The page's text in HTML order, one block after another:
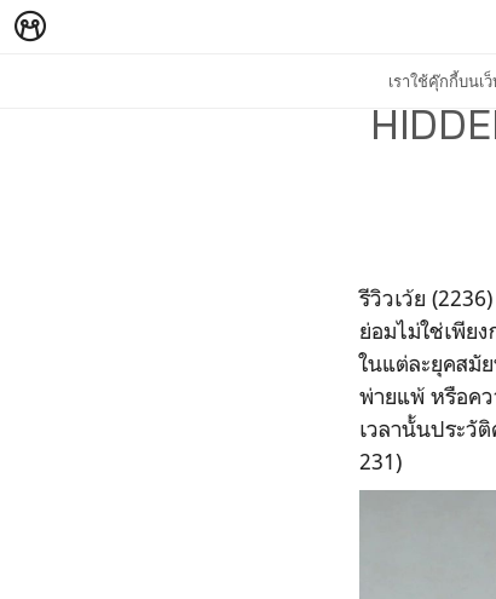
เราใช้คุ๊กกี้บนเ
รีวิวเว้ย
ย่อมไม่ใช่เพีย
ในแต่ละยุคสมั
พ่ายแพ้ หรือค
เวลานั้นประวั
231)